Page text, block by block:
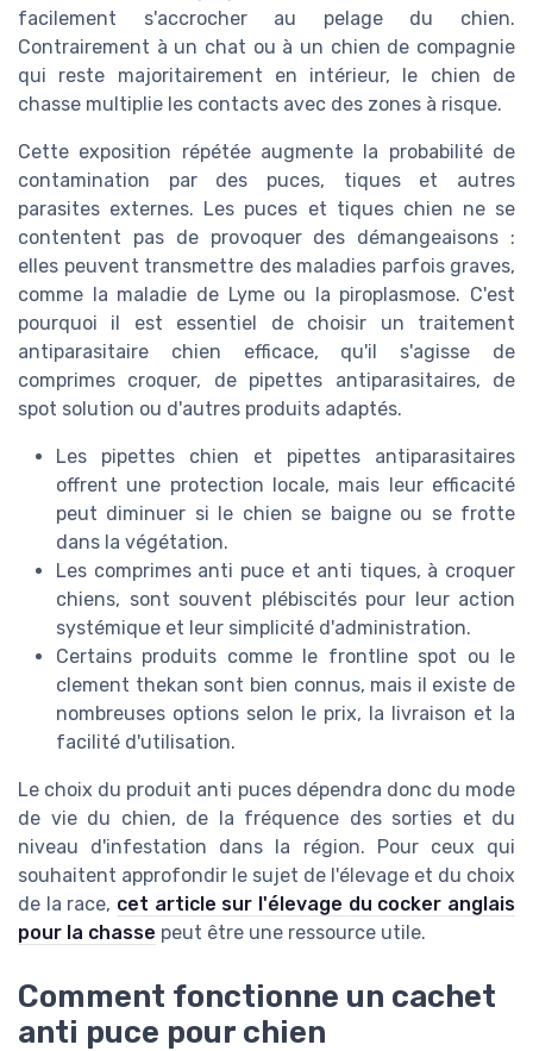
facilement s'accrocher au pelage du chien.
Contrairement à un chat ou à un chien de compagnie
qui reste majoritairement en intérieur, le chien de
chasse multiplie les contacts avec des zones à risque.
Cette exposition répétée augmente la probabilité de
contamination par des puces, tiques et autres
parasites externes. Les puces et tiques chien ne se
contentent pas de provoquer des démangeaisons :
elles peuvent transmettre des maladies parfois graves,
comme la maladie de Lyme ou la piroplasmose. C'est
pourquoi il est essentiel de choisir un traitement
antiparasitaire chien efficace, qu'il s'agisse de
comprimes croquer, de pipettes antiparasitaires, de
spot solution ou d'autres produits adaptés.
Les pipettes chien et pipettes antiparasitaires
offrent une protection locale, mais leur efficacité
peut diminuer si le chien se baigne ou se frotte
dans la végétation.
Les comprimes anti puce et anti tiques, à croquer
chiens, sont souvent plébiscités pour leur action
systémique et leur simplicité d'administration.
Certains produits comme le frontline spot ou le
clement thekan sont bien connus, mais il existe de
nombreuses options selon le prix, la livraison et la
facilité d'utilisation.
Le choix du produit anti puces dépendra donc du mode
de vie du chien, de la fréquence des sorties et du
niveau d'infestation dans la région. Pour ceux qui
souhaitent approfondir le sujet de l'élevage et du choix
de la race, cet article sur l'élevage du cocker anglais
pour la chasse peut être une ressource utile.
Comment fonctionne un cachet
anti puce pour chien